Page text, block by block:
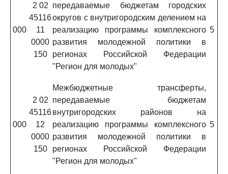
000
2 02
45116
11
0000
150
передаваемые бюджетам городских
округов с внутригородским делением на
реализацию программы комплексного
развития молодежной политики в
регионах Российской Федерации
"Регион для молодых"
5
000
2 02
45116
12
0000
150
Межбюджетные трансферты,
передаваемые бюджетам
внутригородских районов на
реализацию программы комплексного
развития молодежной политики в
регионах Российской Федерации
"Регион для молодых"
5